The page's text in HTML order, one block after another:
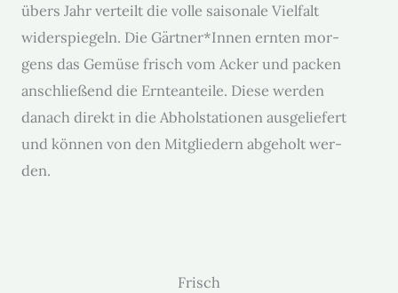
übers Jahr verteilt die volle saisonale Vielfalt
wider­spiegeln. Die Gärtner*Innen ern­ten mor­
gens das Gemüse frisch vom Ack­er und pack­en
anschließend die Ern­tean­teile. Diese wer­den
danach direkt in die Abhol­sta­tio­nen aus­geliefert
und kön­nen von den Mit­gliedern abge­holt wer­
den.
Frisch